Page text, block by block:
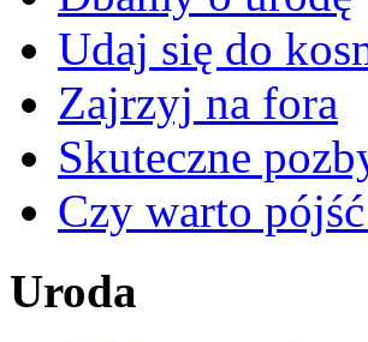
Udaj się do
Zajrzyj na fora
Skuteczne
Czy warto
Uroda